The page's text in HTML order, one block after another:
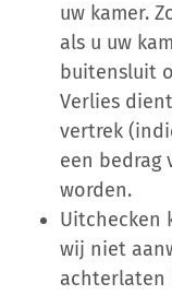
uw kamer.
als u uw
buitensluit
Verlies
vertrek
een bedrag
worden.
Uitchecken
wij niet
achterlaten